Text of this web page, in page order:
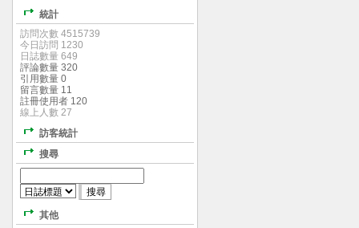
統計
訪問次數 4515739
今日訪問 1230
日誌數量 649
評論數量 320
引用數量 0
留言數量 11
註冊使用者 120
線上人數 27
訪客統計
搜尋
其他